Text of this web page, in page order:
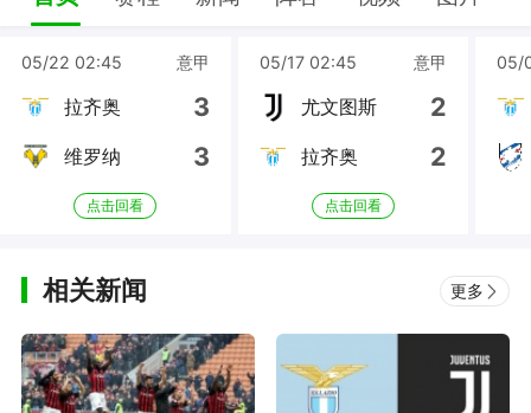
05/22 02:45 意甲
拉齐奥 3
维罗纳 3
点击回看
05/17 02:45 意甲
尤文图斯 2
拉齐奥 2
点击回看
05/
相关新闻 更多